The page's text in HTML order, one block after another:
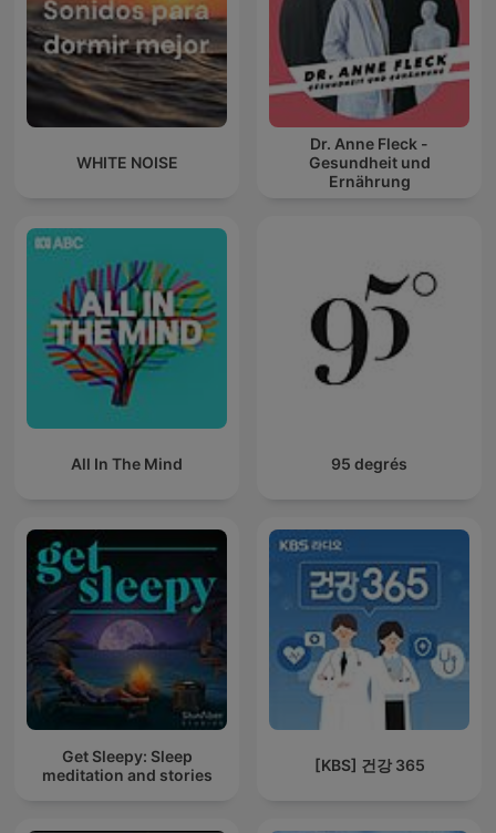
WHITE NOISE
Dr. Anne Fleck -
Gesundheit und
Ernährung
All In The Mind 95 degrés
Get Sleepy: Sleep
meditation and stories
[KBS] 건강 365